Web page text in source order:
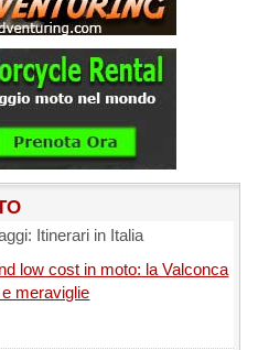
Itinerari in Italia
low cost in moto: la Valconca
meraviglie